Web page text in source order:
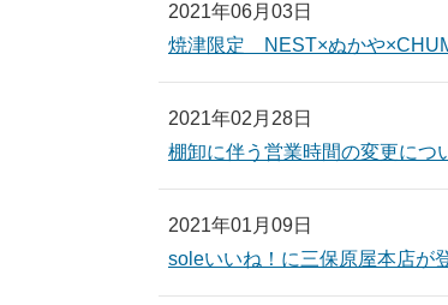
2021年06月03日
焼津限定 NEST×ぬかや
2021年02月28日
棚卸に伴う営業時間の変更につ
2021年01月09日
soleいいね！に三保原屋本店が